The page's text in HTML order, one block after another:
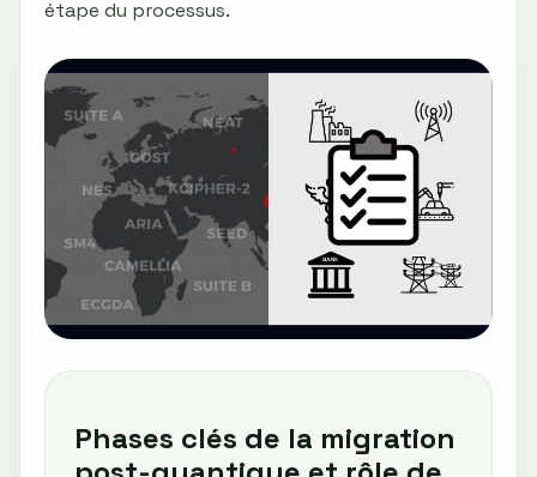
étape du processus.
Phases clés de la migration